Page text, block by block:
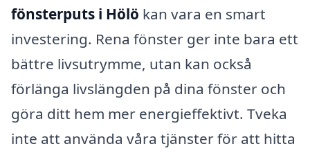
fönsterputs i Hölö kan vara en smart
investering. Rena fönster ger inte bara ett
bättre livsutrymme, utan kan också
förlänga livslängden på dina fönster och
göra ditt hem mer energieffektivt. Tveka
inte att använda våra tjänster för att hitta